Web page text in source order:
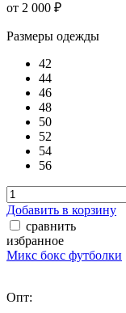
от 2 000 ₽
Размеры одежды
42
44
46
48
50
52
54
56
Добавить в корзину
сравнить
избранное
Микс бокс футболки
Опт: